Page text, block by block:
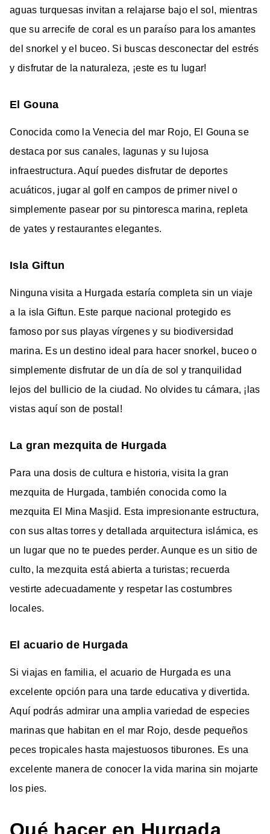
aguas turquesas invitan a relajarse bajo el sol, mientras
que su arrecife de coral es un paraíso para los amantes
del snorkel y el buceo. Si buscas desconectar del estrés
y disfrutar de la naturaleza, ¡este es tu lugar!
El Gouna
Conocida como la Venecia del mar Rojo, El Gouna se
destaca por sus canales, lagunas y su lujosa
infraestructura. Aquí puedes disfrutar de deportes
acuáticos, jugar al golf en campos de primer nivel o
simplemente pasear por su pintoresca marina, repleta
de yates y restaurantes elegantes.
Isla Giftun
Ninguna visita a Hurgada estaría completa sin un viaje
a la isla Giftun. Este parque nacional protegido es
famoso por sus playas vírgenes y su biodiversidad
marina. Es un destino ideal para hacer snorkel, buceo o
simplemente disfrutar de un día de sol y tranquilidad
lejos del bullicio de la ciudad. No olvides tu cámara, ¡las
vistas aquí son de postal!
La gran mezquita de Hurgada
Para una dosis de cultura e historia, visita la gran
mezquita de Hurgada, también conocida como la
mezquita El Mina Masjid. Esta impresionante estructura,
con sus altas torres y detallada arquitectura islámica, es
un lugar que no te puedes perder. Aunque es un sitio de
culto, la mezquita está abierta a turistas; recuerda
vestirte adecuadamente y respetar las costumbres
locales.
El acuario de Hurgada
Si viajas en familia, el acuario de Hurgada es una
excelente opción para una tarde educativa y divertida.
Aquí podrás admirar una amplia variedad de especies
marinas que habitan en el mar Rojo, desde pequeños
peces tropicales hasta majestuosos tiburones. Es una
excelente manera de conocer la vida marina sin mojarte
los pies.